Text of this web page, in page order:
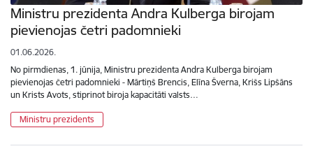
Ministru prezidenta Andra Kulberga birojam
pievienojas četri padomnieki
01.06.2026.
No pirmdienas, 1. jūnija, Ministru prezidenta Andra Kulberga birojam
pievienojas četri padomnieki - Mārtiņš Brencis, Elīna Šverna, Krišs Lipšāns
un Krists Avots, stiprinot biroja kapacitāti valsts…
Ministru prezidents